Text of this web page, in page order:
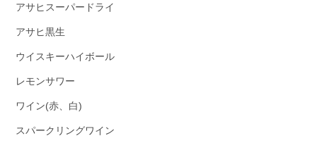
アサヒスーパードライ
アサヒ黒生
ウイスキーハイボール
レモンサワー
ワイン(赤、白)
スパークリングワイン